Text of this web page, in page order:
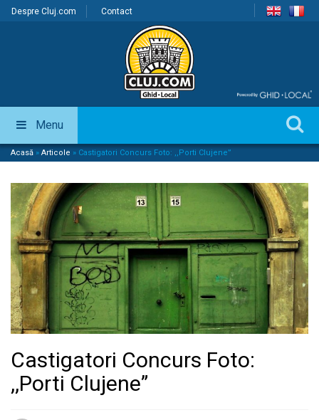
Despre Cluj.com Contact
Menu
Acasă » Articole » Castigatori Concurs Foto: ,,Porti Clujene”
Castigatori Concurs Foto:
,,Porti Clujene”